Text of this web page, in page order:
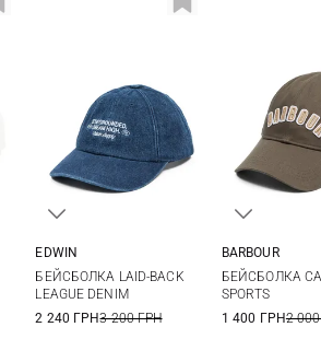
EDWIN
БЕЙСБОЛКА LAID-BACK
LEAGUE DENIM
2 240 ГРН3 200 ГРН
BARBOUR
БЕЙСБОЛКА
SPORTS
1 400 ГРН2